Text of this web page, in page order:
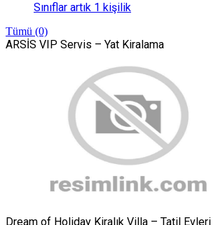
Sınıflar artık 1 kişilik
Tümü (0)
ARSİS VIP Servis – Yat Kiralama
Dream of Holiday Kiralık Villa – Tatil Evleri